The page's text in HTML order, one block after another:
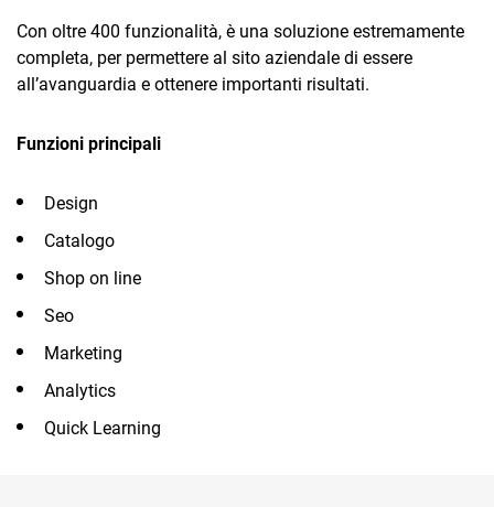
TeamSystem Sales
Con oltre 400 funzionalità, è una soluzione estremamente
completa, per permettere al sito aziendale di essere
all’avanguardia e ottenere importanti risultati.
Funzioni principali
Design
Catalogo
Shop on line
Seo
Marketing
Analytics
Quick Learning